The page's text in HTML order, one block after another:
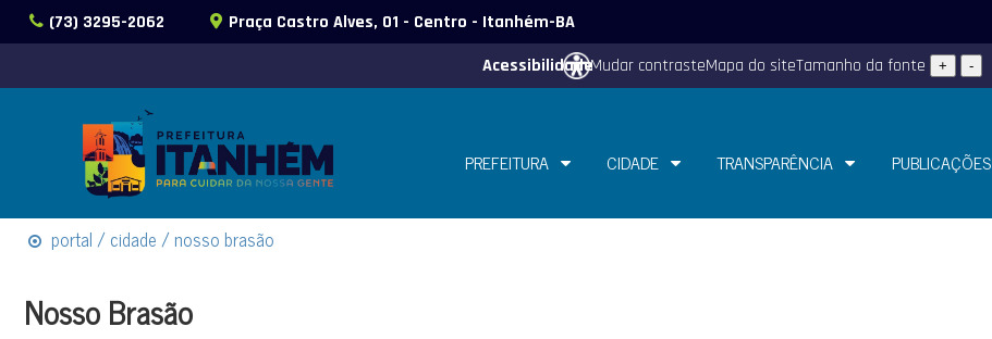
(73) 3295-2062 Praça Castro Alves, 01 - Centro - Itanhém-BA
AcessibilidadeMudar contrasteMapa do siteTamanho da fonte + -
PREFEITURA CIDADE TRANSPARÊNCIA PUBLICAÇÕES
portal / cidade / nosso brasão
Nosso Brasão